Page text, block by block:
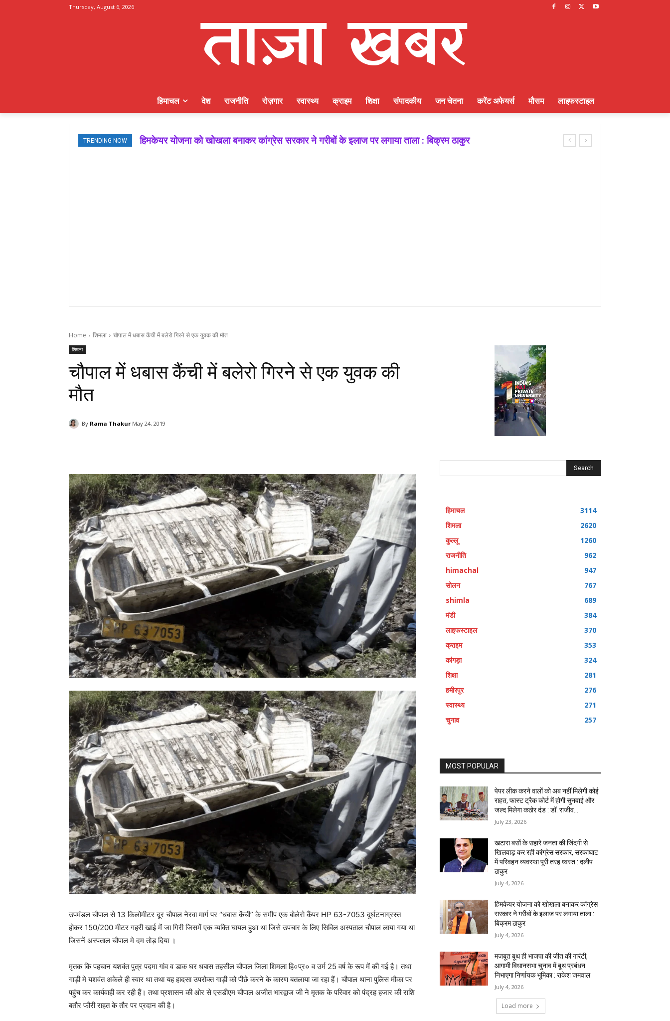
Thursday, August 6, 2026
हिमाचल देश राजनीति रोज़गार स्वास्थ्य क्राइम शिक्षा संपादकीय जन चेतना करेंट अफेयर्स मौसम लाइफस्टाइल
TRENDING NOW हिमकेयर योजना को खोखला बनाकर कांग्रेस सरकार ने गरीबों के इलाज पर लगाया ताला : बिक्रम ठाकुर
मजबूत बूथ ही भाजपा की जीत की गारंटी, आगामी विधानसभा चुनाव में बूथ प्रबंधन निभाएगा निर्णायक भूमिका : राकेश
Home शिमला चौपाल में धबास कैंची में बलेरो गिरने से एक युवक की मौत
शिमला
चौपाल में धबास कैंची में बलेरो गिरने से एक युवक की
मौत
By Rama Thakur May 24, 2019
उपमंडल चौपाल से 13 किलोमीटर दूर चौपाल नेरवा मार्ग पर “धबास केंची” के समीप एक बोलेरो कैंपर HP 63-7053 दुर्घटनाग्रस्त
होकर 150/200 मीटर गहरी खाई में जा गिरी जिसमें एक व्यक्ति घायल हुआ था जिसे उपचार के लिए सिविल अस्पताल चौपाल लाया गया था
जिसनें अस्पताल चौपाल मे दम तोड़ दिया ।
मृतक कि पहचान यशवंत पुत्र पदमा गांव व डाक घर धबास तहसील चौपाल जिला शिमला हि०प्र० व उर्म 25 वर्ष के रूप में की गई है। तथा
गाड़ी मे यशवंत अकेले ही स्वार था तथा यह हादसा उपरोक्त गाड़ी को पीछे करने के कारण बतलाया जा रहा हैं। चौपाल थाना पुलिस मौका पर
पहुंच कर कार्यवाही कर रही हैं। तथा प्रशासन की ओर से एसडीएम चौपाल अजीत भारद्वाज जी ने मृतक के परिवार को पंद्रह हजार की राशि
बतौर फौरी राहत के तौर पर प्रदान की है।
Search
हिमाचल
3114
शिमला
2620
कुल्लू
1260
राजनीति
962
himachal
947
सोलन
767
shimla
689
मंडी
384
लाइफस्टाइल
370
क्राइम
353
कांगड़ा
324
शिक्षा
281
हमीरपुर
276
स्वास्थ्य
271
चुनाव
257
MOST POPULAR
पेपर लीक करने वालों को अब नहीं मिलेगी कोई
राहत, फास्ट ट्रैक कोर्ट में होगी सुनवाई और
जल्द मिलेगा कठोर दंड : डॉ. राजीव...
July 23, 2026
खटारा बसों के सहारे जनता की जिंदगी से
खिलवाड़ कर रही कांग्रेस सरकार, सरकाघाट
में परिवहन व्यवस्था पूरी तरह ध्वस्त : दलीप
ठाकुर
July 4, 2026
हिमकेयर योजना को खोखला बनाकर कांग्रेस
सरकार ने गरीबों के इलाज पर लगाया ताला :
बिक्रम ठाकुर
July 4, 2026
मजबूत बूथ ही भाजपा की जीत की गारंटी,
आगामी विधानसभा चुनाव में बूथ प्रबंधन
निभाएगा निर्णायक भूमिका : राकेश जमवाल
July 4, 2026
Load more